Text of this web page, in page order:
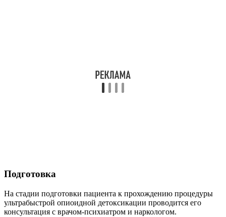
Подготовка
На стадии подготовки пациента к прохождению процедуры
ультрабыстрой опиоидной детоксикации проводится его
консультация с врачом-психиатром и наркологом.